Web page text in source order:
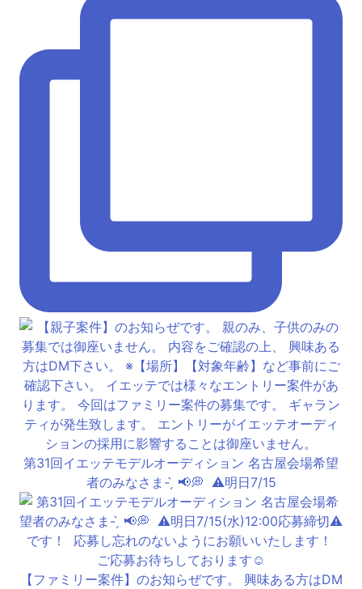
第31回イエッテモデルオーディション 名古屋会場希望
者のみなさま- ̗̀ 📢💭 ⁡ ⚠️明日7/15
【ファミリー案件】のお知らぜです。 興味ある方はDM